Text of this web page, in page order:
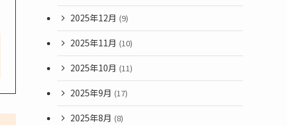
2025年12月 (9)
2025年11月 (10)
2025年10月 (11)
2025年9月 (17)
2025年8月 (8)